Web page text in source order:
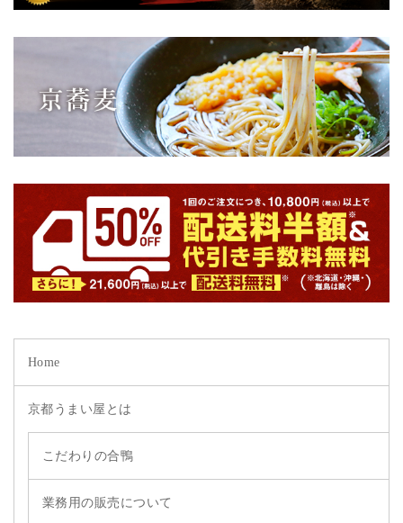
Home
京都うまい屋とは
こだわりの合鴨
業務用の販売について